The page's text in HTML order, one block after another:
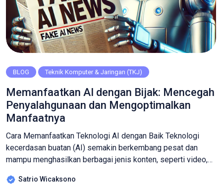
BLOG Teknik Komputer & Jaringan (TKJ)
Memanfaatkan AI dengan Bijak: Mencegah
Penyalahgunaan dan Mengoptimalkan
Manfaatnya
Cara Memanfaatkan Teknologi AI dengan Baik Teknologi
kecerdasan buatan (AI) semakin berkembang pesat dan
mampu menghasilkan berbagai jenis konten, seperti video,
Sayangnya, kemajuan ini juga dimanfaatkan untuk tujuan
Satrio Wicaksono